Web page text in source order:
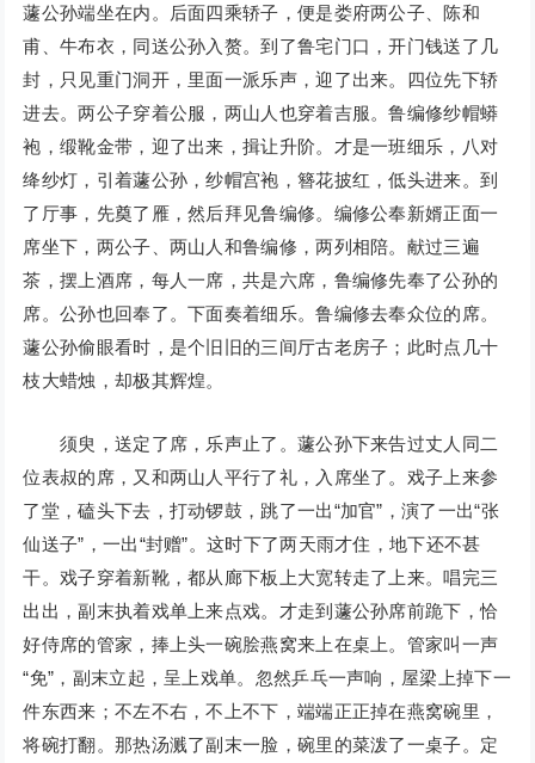
蘧公孙端坐在内。后面四乘轿子，便是娄府两公子、陈和
甫、牛布衣，同送公孙入赘。到了鲁宅门口，开门钱送了几
封，只见重门洞开，里面一派乐声，迎了出来。四位先下轿
进去。两公子穿着公服，两山人也穿着吉服。鲁编修纱帽蟒
袍，缎靴金带，迎了出来，揖让升阶。才是一班细乐，八对
绛纱灯，引着蘧公孙，纱帽宫袍，簪花披红，低头进来。到
了厅事，先奠了雁，然后拜见鲁编修。编修公奉新婿正面一
席坐下，两公子、两山人和鲁编修，两列相陪。献过三遍
茶，摆上酒席，每人一席，共是六席，鲁编修先奉了公孙的
席。公孙也回奉了。下面奏着细乐。鲁编修去奉众位的席。
蘧公孙偷眼看时，是个旧旧的三间厅古老房子；此时点几十
枝大蜡烛，却极其辉煌。
须臾，送定了席，乐声止了。蘧公孙下来告过丈人同二
位表叔的席，又和两山人平行了礼，入席坐了。戏子上来参
了堂，磕头下去，打动锣鼓，跳了一出“加官”，演了一出“张
仙送子”，一出“封赠”。这时下了两天雨才住，地下还不甚
干。戏子穿着新靴，都从廊下板上大宽转走了上来。唱完三
出出，副末执着戏单上来点戏。才走到蘧公孙席前跪下，恰
好侍席的管家，捧上头一碗脍燕窝来上在桌上。管家叫一声
“免”，副末立起，呈上戏单。忽然乒乓一声响，屋梁上掉下一
件东西来；不左不右，不上不下，端端正正掉在燕窝碗里，
将碗打翻。那热汤溅了副末一脸，碗里的菜泼了一桌子。定